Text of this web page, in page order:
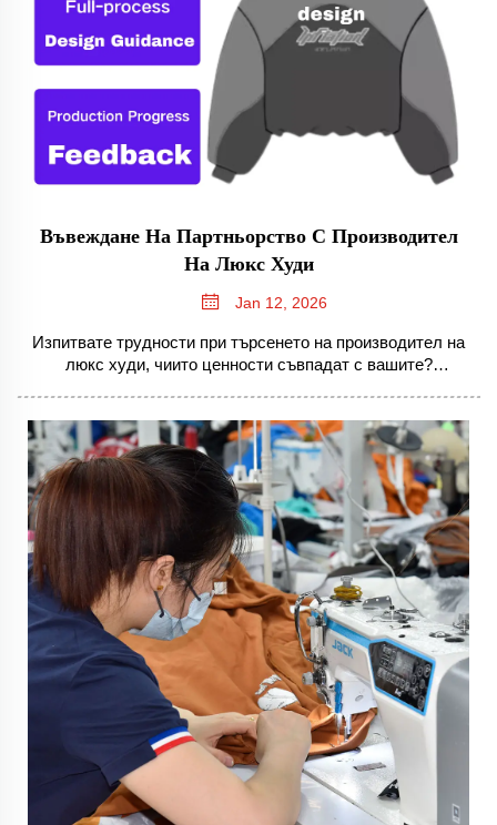
Въвеждане На Партньорство С Производител
На Люкс Худи
Jan 12, 2026
Изпитвате трудности при търсенето на производител на
люкс худи, чиито ценности съвпадат с вашите?
премиални партньорства. Започнете да изграждате
своето още днес.